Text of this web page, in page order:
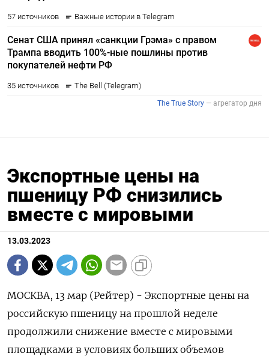
Экспортные цены на
пшеницу РФ снизились
вместе с мировыми
13.03.2023
МОСКВА, 13 мар (Рейтер) - Экспортные цены на
российскую пшеницу на прошлой неделе
продолжили снижение вместе с мировыми
площадками в условиях больших объемов